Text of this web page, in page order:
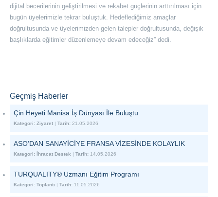
dijital becerilerinin geliştirilmesi ve rekabet güçlerinin arttırılması için
bugün üyelerimizle tekrar buluştuk. Hedeflediğimiz amaçlar
doğrultusunda ve üyelerimizden gelen talepler doğrultusunda, değişik
başlıklarda eğitimler düzenlemeye devam edeceğiz” dedi.
Geçmiş Haberler
Çin Heyeti Manisa İş Dünyası İle Buluştu
Kategori: Ziyaret | Tarih: 21.05.2026
ASO’DAN SANAYİCİYE FRANSA VİZESİNDE KOLAYLIK
Kategori: İhracat Destek | Tarih: 14.05.2026
TURQUALITY® Uzmanı Eğitim Programı
Kategori: Toplantı | Tarih: 11.05.2026